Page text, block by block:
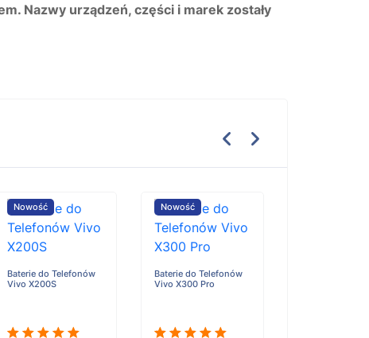
Nazwy urządzeń, części i marek zostały
Nowość
Baterie do Telefonów
Vivo X200S
Nowość
Baterie do Telefonów
Vivo X300 Pro